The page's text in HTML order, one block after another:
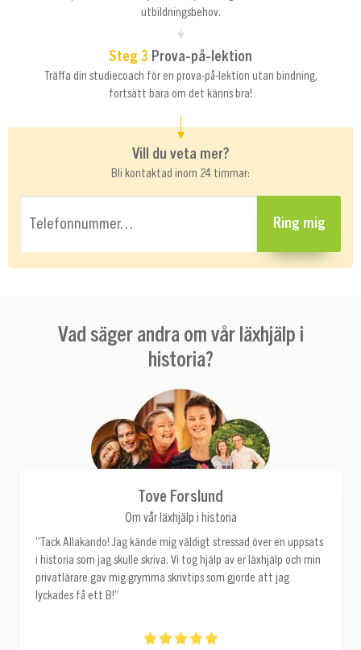
utbildningsbehov.
Steg 3 Prova-på-lektion
Träffa din studiecoach för en prova-på-lektion utan bindning,
fortsätt bara om det känns bra!
Vill du veta mer?
Bli kontaktad inom 24 timmar:
Telefonnummer… Ring mig
Vad säger andra om vår läxhjälp i
historia?
Tove Forslund
Om vår läxhjälp i historia
”Tack Allakando! Jag kände mig väldigt stressad över en uppsats
i historia som jag skulle skriva. Vi tog hjälp av er läxhjälp och min
privatlärare gav mig grymma skrivtips som gjorde att jag
lyckades få ett B!”